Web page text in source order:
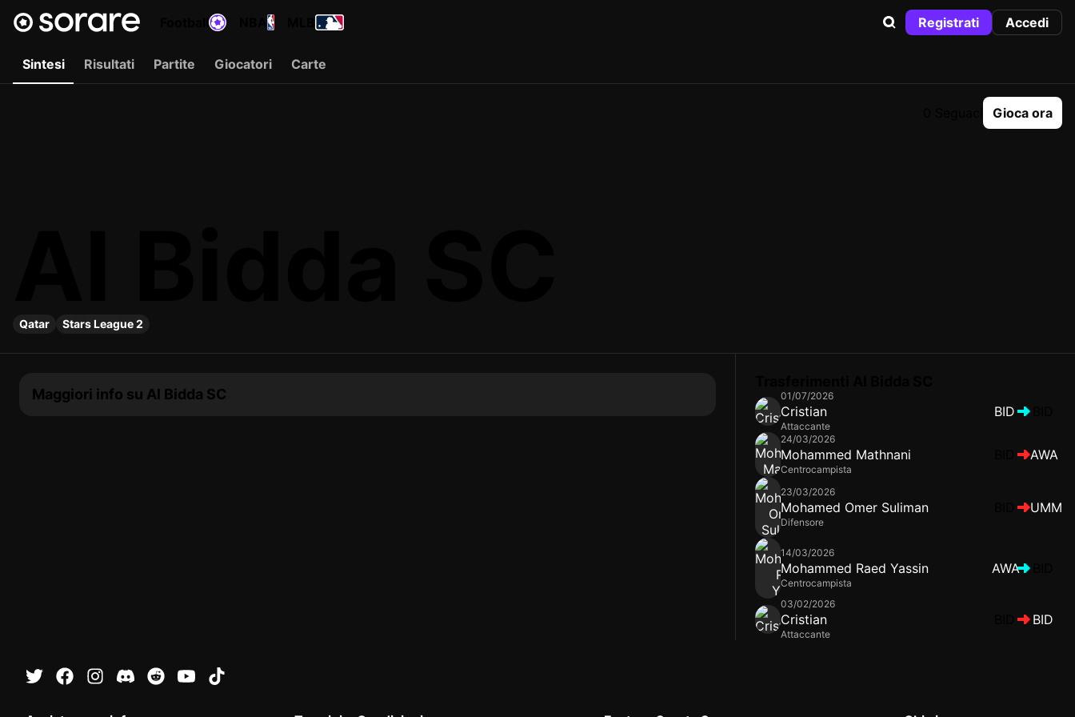
Registrati Accedi
Sintesi Risultati Partite Giocatori Carte
Gioca ora
Qatar Stars League 2
Maggiori info su Al Bidda SC 01/07/2026
Cristian
Attaccante
BID
24/03/2026
Mohammed Mathnani
Centrocampista
AWA
23/03/2026
Mohamed Omer Suliman
Difensore
UMM
14/03/2026
Mohammed Raed Yassin
Centrocampista
AWA
03/02/2026
Cristian
Attaccante
BID